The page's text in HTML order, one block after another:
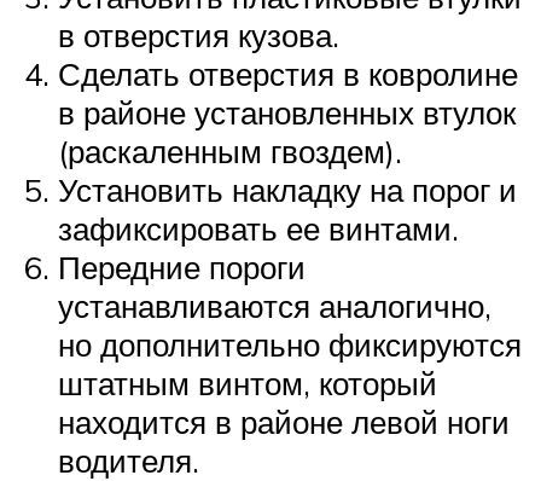
в отверстия кузова.
Сделать отверстия в ковролине
в районе установленных втулок
(раскаленным гвоздем).
Установить накладку на порог и
зафиксировать ее винтами.
Передние пороги
устанавливаются аналогично,
но дополнительно фиксируются
штатным винтом, который
находится в районе левой ноги
водителя.